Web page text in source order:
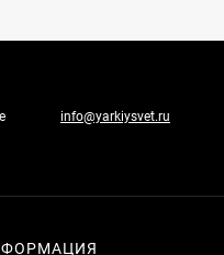
info@yarkiysvet.ru